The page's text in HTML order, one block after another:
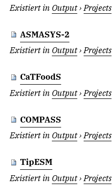
Existiert in Output›Projects
ASMASYS-2
Existiert in Output›Projects
CaTFoodS
Existiert in Output›Projects
COMPASS
Existiert in Output›Projects
TipESM
Existiert in Output›Projects